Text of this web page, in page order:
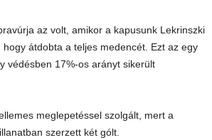
az volt, amikor a kapusunk Lekrinszki
átdobta a teljes medencét. Ezt az egy
védésben 17%-os arányt sikerült
meglepetéssel szolgált, mert a
szerzett két gólt.